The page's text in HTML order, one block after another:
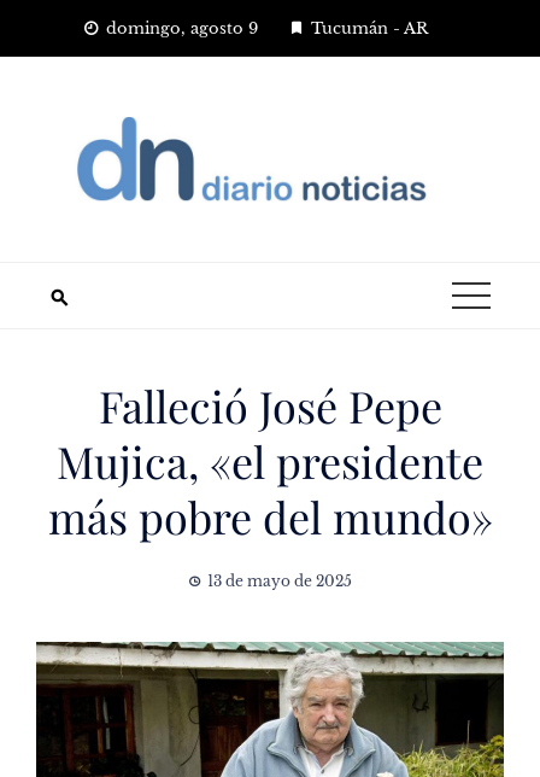
domingo, agosto 9 Tucumán - AR
Falleció José Pepe
Mujica, «el presidente
más pobre del mundo»
13 de mayo de 2025